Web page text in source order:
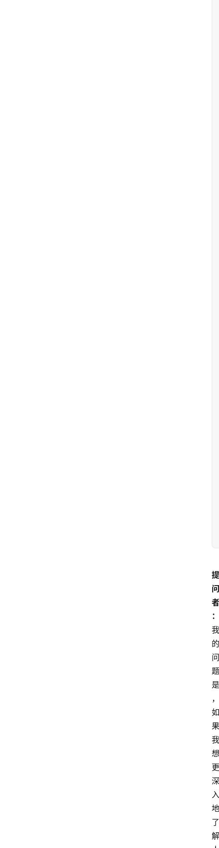
提
问
者
：
我
的
问
题
是
，
如
果
我
想
更
深
入
地
了
解